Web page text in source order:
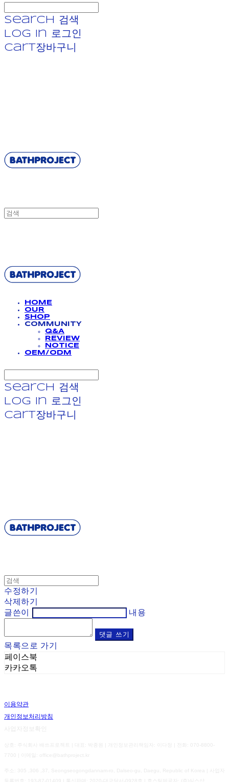
Search
검색
Log In
로그인
Cart장바구니
HOME
OUR
SHOP
COMMUNITY
Q&A
REVIEW
NOTICE
OEM/ODM
Search
검색
Log In
로그인
Cart장바구니
수정하기
삭제하기
글쓴이
내용
댓글 쓰기
목록으로 가기
페이스북
카카오톡
이용약관
개인정보처리방침
사업자정보확인
상호: 주식회사 배쓰프로젝트 | 대표: 박종원 | 개인정보관리책임자: 이다정 | 전화: 070-8800-
7700 | 이메일: office@bathproject.kr
주소: 305 ,306 ,37, Seongseogongdannam-ro, Dalseo-gu, Daegu, Republic of Korea | 사업자
193-87-01409 2020-대구달서-0928호 | 호스팅제공자: (주)식스샵